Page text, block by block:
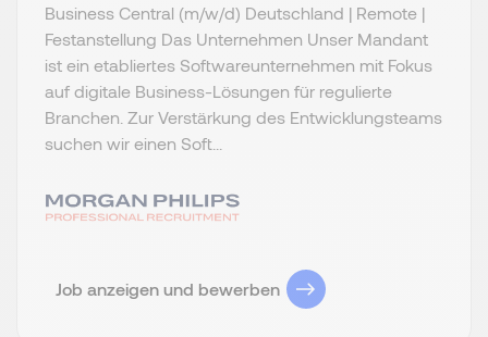
Business Central (m/w/d) Deutschland | Remote |
Festanstellung Das Unternehmen Unser Mandant
ist ein etabliertes Softwareunternehmen mit Fokus
auf digitale Business-Lösungen für regulierte
Branchen. Zur Verstärkung des Entwicklungsteams
suchen wir einen Soft...
Job anzeigen und bewerben